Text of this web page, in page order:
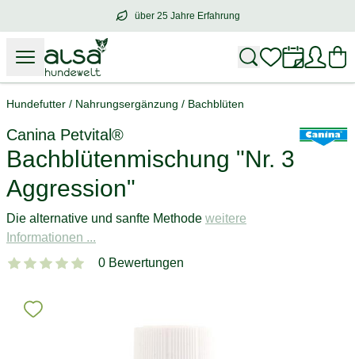
über 25 Jahre Erfahrung
über25 Jahre Erfahrung
Hundefutter / Nahrungsergänzung / Bachblüten
Canina Petvital®
Bachblütenmischung "Nr. 3
Aggression"
Die alternative und sanfte Methode weitere
Informationen ...
0 Bewertungen